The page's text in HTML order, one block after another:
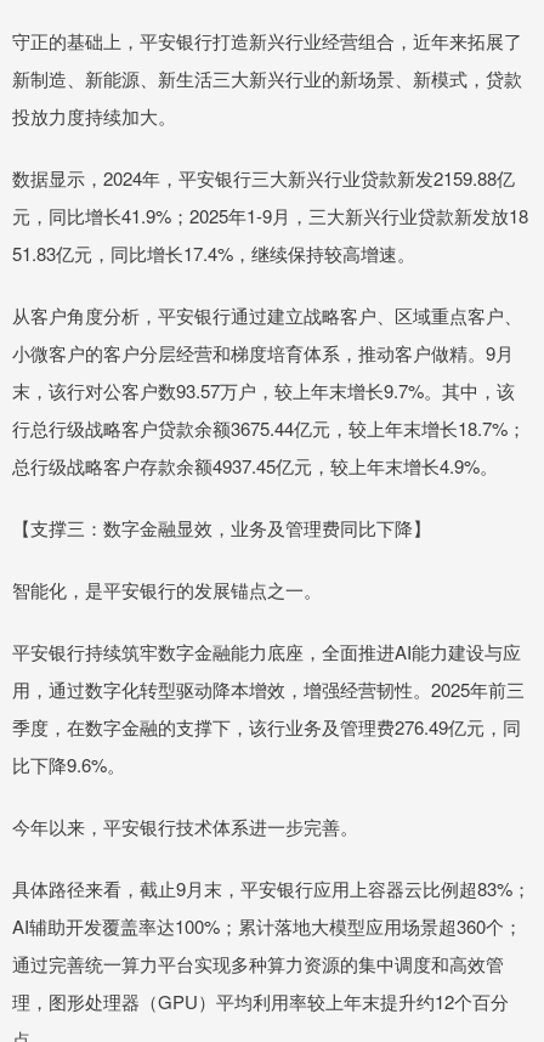
守正的基础上，平安银行打造新兴行业经营组合，近年来拓展了
新制造、新能源、新生活三大新兴行业的新场景、新模式，贷款
投放力度持续加大。
数据显示，2024年，平安银行三大新兴行业贷款新发2159.88亿
元，同比增长41.9%；2025年1-9月，三大新兴行业贷款新发放18
51.83亿元，同比增长17.4%，继续保持较高增速。
从客户角度分析，平安银行通过建立战略客户、区域重点客户、
小微客户的客户分层经营和梯度培育体系，推动客户做精。9月
末，该行对公客户数93.57万户，较上年末增长9.7%。其中，该
行总行级战略客户贷款余额3675.44亿元，较上年末增长18.7%；
总行级战略客户存款余额4937.45亿元，较上年末增长4.9%。
【支撑三：数字金融显效，业务及管理费同比下降】
智能化，是平安银行的发展锚点之一。
平安银行持续筑牢数字金融能力底座，全面推进AI能力建设与应
用，通过数字化转型驱动降本增效，增强经营韧性。2025年前三
季度，在数字金融的支撑下，该行业务及管理费276.49亿元，同
比下降9.6%。
今年以来，平安银行技术体系进一步完善。
具体路径来看，截止9月末，平安银行应用上容器云比例超83%；
AI辅助开发覆盖率达100%；累计落地大模型应用场景超360个；
通过完善统一算力平台实现多种算力资源的集中调度和高效管
理，图形处理器（GPU）平均利用率较上年末提升约12个百分